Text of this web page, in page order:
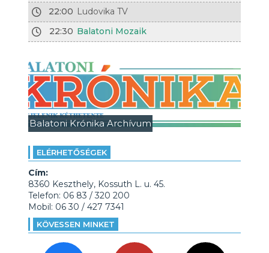
22:00 Ludovika TV
22:30 Balatoni Mozaik
Balatoni Krónika Archívum
ELÉRHETŐSÉGEK
Cím:
8360 Keszthely, Kossuth L. u. 45.
Telefon: 06 83 / 320 200
Mobil: 06 30 / 427 7341
KÖVESSEN MINKET